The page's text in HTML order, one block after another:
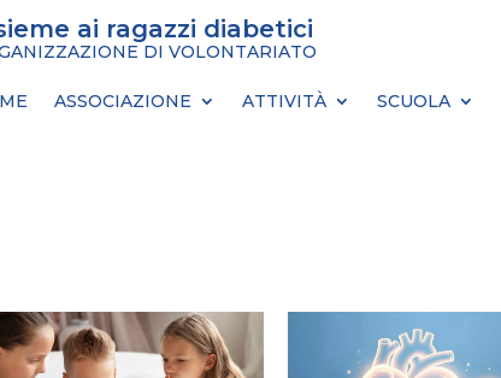
ai ragazzi diabetici
DI VOLONTARIATO
ASSOCIAZIONE ATTIVITÀ SCUOLA